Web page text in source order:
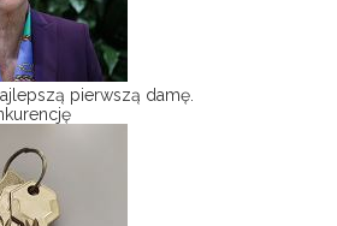
pierwszą damę.